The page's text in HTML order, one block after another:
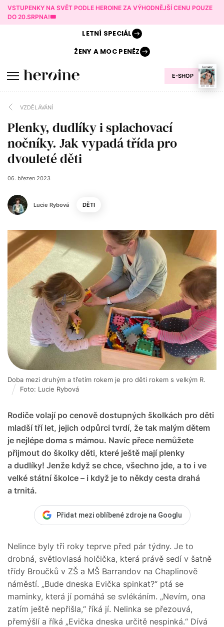
VSTUPENKY NA SVĚT PODLE HEROINE ZA VÝHODNĚJŠÍ CENU POUZE
DO 20.SRPNA!🎟️
E-SHOP
LETNÍ SPECIÁL
ŽENY AMOC PENĚZ
VZDĚLÁVÁNÍ
Plenky, dudlíky i splachovací
nočníky. Jak vypadá třída pro
dvouleté děti
Lucie Rybová
06. březen 2023
DĚTI
Rodiče volají po cenově dostupných školkách pro děti
mladší tří let, jejich odpůrci tvrdí, že tak malým dětem
je nejlépe doma s mámou. Navíc přece nemůžete
přijmout do školky děti, které ještě mají plenky
a dudlíky! Jenže když se chce, všechno jde, a to i ve
velké státní školce – i když je to někdy cesta drahá
a trnitá.
Doba mezi druhým a třetím rokem je pro děti rokem s velkým R.
Foto: Lucie Rybová
Přidat mezi oblíbené zdroje na Googlu
Nelince byly tři roky teprve před pár týdny. Je to
drobná, světlovlasá holčička, která právě sedí v šatně
třídy Broučků v ZŠ a MŠ Barrandov na Chaplinově
náměstí. „Bude dneska Evička spinkat?“ ptá se
maminky, která jí pomáhá se svlékáním. „Nevím, ona
zatím ještě nepřišla,“ říká jí. Nelinka se přezouvá,
přemýšlí a říká „Evička dneska určitě nespinká.“ Dívá